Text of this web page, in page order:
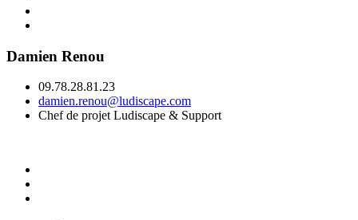
Damien Renou
09.78.28.81.23
damien.renou@ludiscape.com
Chef de projet Ludiscape & Support